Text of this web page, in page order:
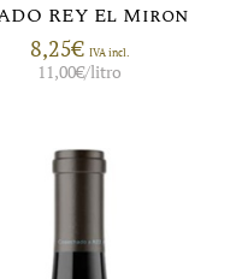
REY El Miron
8,25€ IVA incl.
11,00€/litro